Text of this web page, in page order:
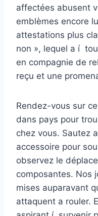
affectées abusent
emblèmes encore
attestations plus
non », lequel a í
en compagnie de
reçu et une
Rendez-vous sur
dans pays pour
chez vous. Sautez
accessoire pour
observez le
composantes. Nos
mises auparavant
attaquent a rouler.